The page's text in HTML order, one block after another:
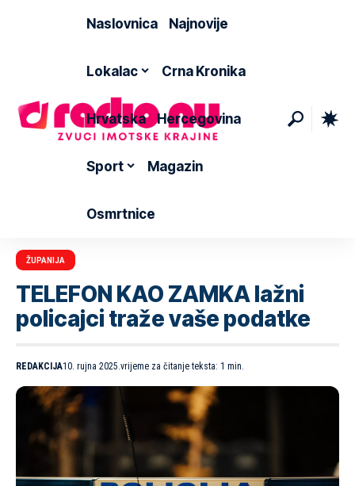
Naslovnica Najnovije
Lokalac Crna Kronika
Hrvatska Hercegovina
Sport Magazin
Osmrtnice
ŽUPANIJA
TELEFON KAO ZAMKA lažni
policajci traže vaše podatke
REDAKCIJA10. rujna 2025.vrijeme za čitanje teksta: 1 min.